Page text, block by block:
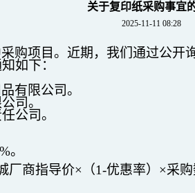
关于复印纸采购事宜
2025-11-11 08:28
购项目。近期，我们通过公开
如下：
有限公司。
司。
公司。
。
厂商指导价× （1-优惠率） ×采购